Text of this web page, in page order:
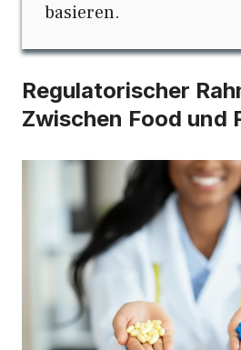
basieren.
Regulatorischer
Zwischen Food und